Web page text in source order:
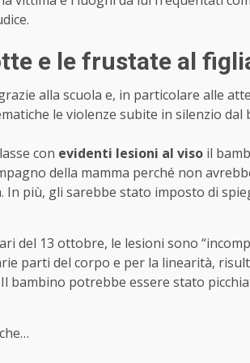
e le frustate al
alla scuola e, in particolare alle
le violenze subite in silenzio dal
con evidenti lesioni al viso il
della mamma perché non
In più, gli sarebbe stato imposto di
del 13 ottobre, le lesioni sono
parti del corpo e per la linearità,
bambino potrebbe essere stato